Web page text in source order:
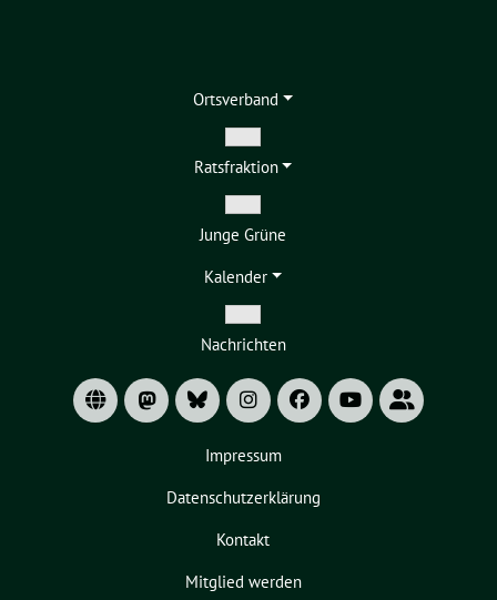
Ortsverband
Zeige
Untermenü
Ratsfraktion
Zeige
Untermenü
Junge Grüne
Kalender
Zeige
Untermenü
Nachrichten
Impressum
Datenschutzerklärung
Kontakt
Mitglied werden